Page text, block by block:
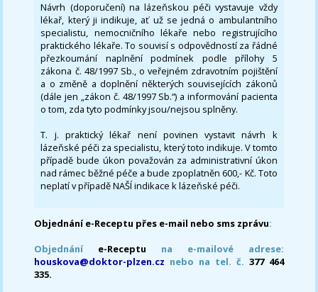
Návrh (doporučení) na lázeňskou péči vystavuje vždy
lékař, který ji indikuje, ať už se jedná o ambulantního
specialistu, nemocničního lékaře nebo registrujícího
praktického lékaře. To souvisí s odpovědností za řádné
přezkoumání naplnění podmínek podle přílohy 5
zákona č. 48/1997 Sb., o veřejném zdravotním pojištění
a o změně a doplnění některých souvisejících zákonů
(dále jen „zákon č. 48/1997 Sb.“) a informování pacienta
o tom, zda tyto podmínky jsou/nejsou splněny.
T. j. praktický lékař není povinen vystavit návrh k
lázeňské péči za specialistu, který toto indikuje. V tomto
případě bude úkon považován za administrativní úkon
nad rámec běžné péče a bude zpoplatněn 600,- Kč. Toto
neplatí v případě NAŠÍ indikace k lázeňské péči.
Objednání e-Receptu přes e-mail nebo sms zprávu:
Objednání e-Receptu na e-mailové adrese:
houskova@doktor-plzen.cz nebo na tel. č. 377 464
335.